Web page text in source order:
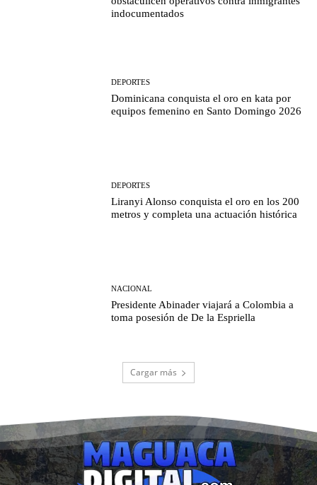
indocumentados
DEPORTES
Dominicana conquista el oro en kata por
equipos femenino en Santo Domingo 2026
DEPORTES
Liranyi Alonso conquista el oro en los 200
metros y completa una actuación histórica
NACIONAL
Presidente Abinader viajará a Colombia a
toma posesión de De la Espriella
Cargar más